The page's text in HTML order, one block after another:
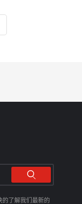
的了解我们最新的